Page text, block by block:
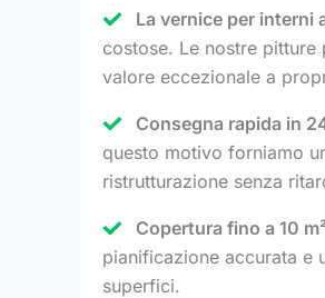
La vernice per interni
costose. Le nostre
valore eccezionale a
Consegna rapida in
questo motivo forniamo
ristrutturazione senza
Copertura fino a 10
pianificazione accurata e
superfici.